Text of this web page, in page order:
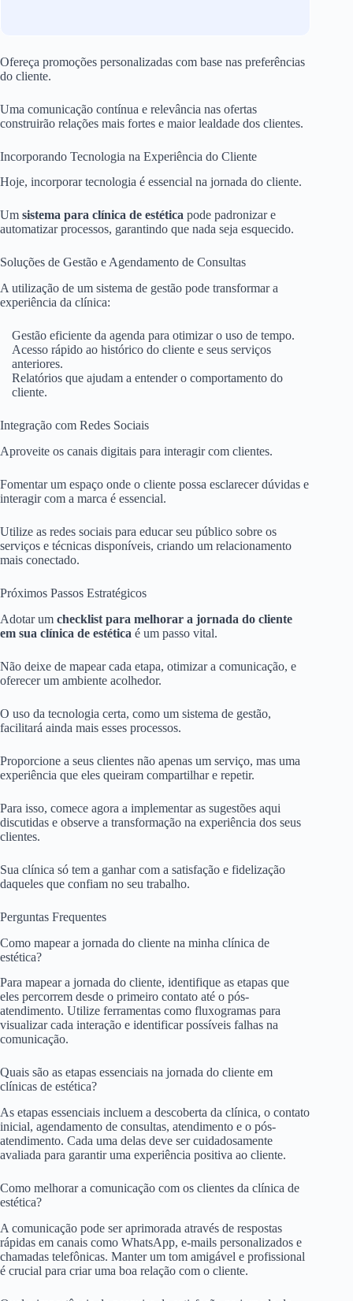
Ofereça promoções personalizadas com base nas preferências
do cliente.
Uma comunicação contínua e relevância nas ofertas
construirão relações mais fortes e maior lealdade dos clientes.
Incorporando Tecnologia na Experiência do Cliente
Hoje, incorporar tecnologia é essencial na jornada do cliente.
Um sistema para clínica de estética pode padronizar e
automatizar processos, garantindo que nada seja esquecido.
Soluções de Gestão e Agendamento de Consultas
A utilização de um sistema de gestão pode transformar a
experiência da clínica:
Gestão eficiente da agenda para otimizar o uso de tempo.
Acesso rápido ao histórico do cliente e seus serviços
anteriores.
Relatórios que ajudam a entender o comportamento do
cliente.
Integração com Redes Sociais
Aproveite os canais digitais para interagir com clientes.
Fomentar um espaço onde o cliente possa esclarecer dúvidas e
interagir com a marca é essencial.
Utilize as redes sociais para educar seu público sobre os
serviços e técnicas disponíveis, criando um relacionamento
mais conectado.
Próximos Passos Estratégicos
Adotar um checklist para melhorar a jornada do cliente
em sua clínica de estética é um passo vital.
Não deixe de mapear cada etapa, otimizar a comunicação, e
oferecer um ambiente acolhedor.
O uso da tecnologia certa, como um sistema de gestão,
facilitará ainda mais esses processos.
Proporcione a seus clientes não apenas um serviço, mas uma
experiência que eles queiram compartilhar e repetir.
Para isso, comece agora a implementar as sugestões aqui
discutidas e observe a transformação na experiência dos seus
clientes.
Sua clínica só tem a ganhar com a satisfação e fidelização
daqueles que confiam no seu trabalho.
Perguntas Frequentes
Como mapear a jornada do cliente na minha clínica de
estética?
Para mapear a jornada do cliente, identifique as etapas que
eles percorrem desde o primeiro contato até o pós-
atendimento. Utilize ferramentas como fluxogramas para
visualizar cada interação e identificar possíveis falhas na
comunicação.
Quais são as etapas essenciais na jornada do cliente em
clínicas de estética?
As etapas essenciais incluem a descoberta da clínica, o contato
inicial, agendamento de consultas, atendimento e o pós-
atendimento. Cada uma delas deve ser cuidadosamente
avaliada para garantir uma experiência positiva ao cliente.
Como melhorar a comunicação com os clientes da clínica de
estética?
A comunicação pode ser aprimorada através de respostas
rápidas em canais como WhatsApp, e-mails personalizados e
chamadas telefônicas. Manter um tom amigável e profissional
é crucial para criar uma boa relação com o cliente.